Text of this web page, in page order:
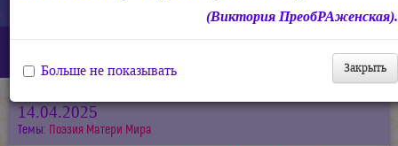
Главная
Новости
СтихоТварение Виктории ПреобРАженской «HAARP включили»
14.04.2025
Темы: Поэзия Матери Мира
(Виктория ПреобРАженская).
Закрыть
Больше не показывать